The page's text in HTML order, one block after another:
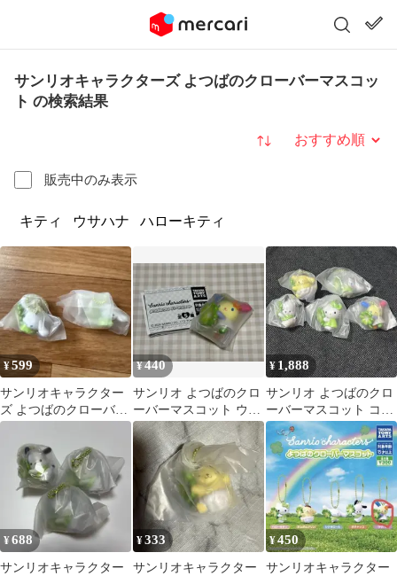
サンリオキャラクターズ よつばのクローバーマスコッ
ト の検索結果
販売中のみ表示
並び替え
キティ ウサハナ ハローキティ
¥599
サンリオキャラクター
ズ よつばのクローバー
マスコット 2個セット
¥440
サンリオ よつばのクロ
ーバーマスコット ウサ
ハナ
¥1,888
サンリオ よつばのクロ
ーバーマスコット コン
プリート セット
¥688
サンリオキャラクター
¥333
サンリオキャラクター
¥450
サンリオキャラクター